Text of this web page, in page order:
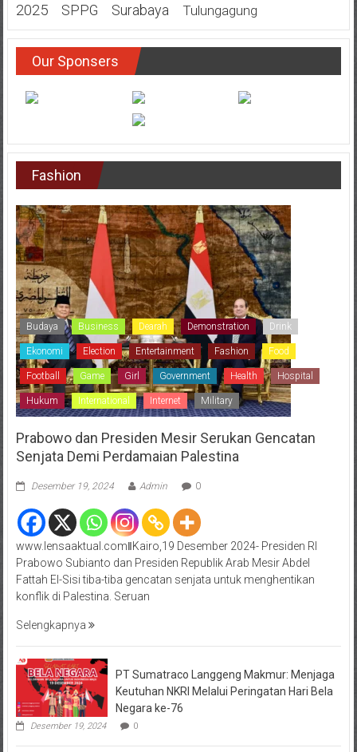
2025
SPPG Surabaya Tulungagung
Our Sponsers
Fashion
Budaya Business Dearah Demonstration Drink
Ekonomi Election Entertainment Fashion Food
Football Game Girl Government Health Hospital
Hukum International Internet Military
Prabowo dan Presiden Mesir Serukan Gencatan
Senjata Demi Perdamaian Palestina
Desember 19, 2024 Admin 0
www.lensaaktual.comǁKairo,19 Desember 2024- Presiden RI
Prabowo Subianto dan Presiden Republik Arab Mesir Abdel
Fattah El-Sisi tiba-tiba gencatan senjata untuk menghentikan
konflik di Palestina. Seruan
Selengkapnya
PT Sumatraco Langgeng Makmur: Menjaga
Keutuhan NKRI Melalui Peringatan Hari Bela
Negara ke-76
Desember 19, 2024 0